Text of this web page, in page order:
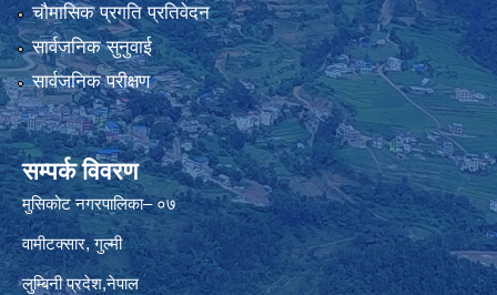
चौमासिक प्रगति प्रतिवेदन
सार्वजनिक सुनुवाई
सार्वजनिक परीक्षण
सम्पर्क विवरण
मुसिकोट नगरपालिका– ०७
वामीटक्सार, गुल्मी
लुम्बिनी प्रदेश,नेपाल